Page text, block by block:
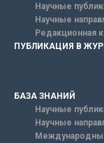
Научные
Научные
Редакционная
ПУБЛИКАЦИЯ В
БАЗА ЗНАНИЙ
Научные
Научные